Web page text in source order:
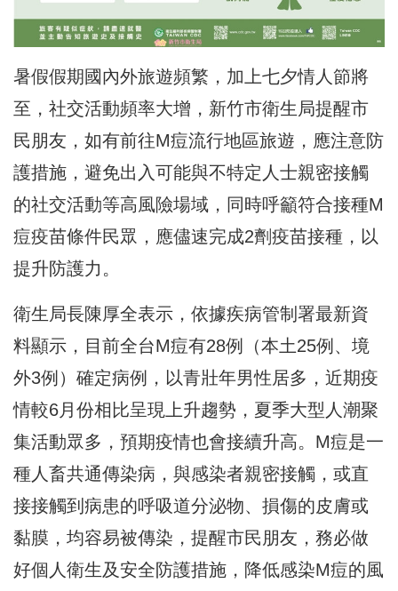
暑假假期國內外旅遊頻繁，加上七夕情人節將
至，社交活動頻率大增，新竹市衛生局提醒市
民朋友，如有前往M痘流行地區旅遊，應注意防
護措施，避免出入可能與不特定人士親密接觸
的社交活動等高風險場域，同時呼籲符合接種M
痘疫苗條件民眾，應儘速完成2劑疫苗接種，以
提升防護力。
衛生局長陳厚全表示，依據疾病管制署最新資
料顯示，目前全台M痘有28例（本土25例、境
外3例）確定病例，以青壯年男性居多，近期疫
情較6月份相比呈現上升趨勢，夏季大型人潮聚
集活動眾多，預期疫情也會接續升高。M痘是一
種人畜共通傳染病，與感染者親密接觸，或直
接接觸到病患的呼吸道分泌物、損傷的皮膚或
黏膜，均容易被傳染，提醒市民朋友，務必做
好個人衛生及安全防護措施，降低感染M痘的風